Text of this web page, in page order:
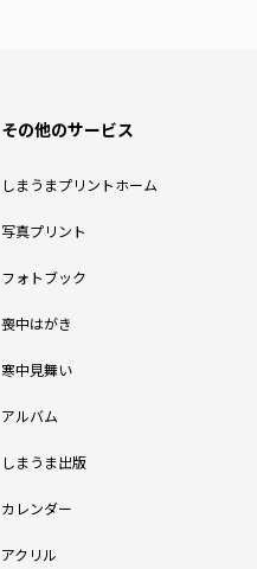
その他のサービス
しまうまプリントホーム
写真プリント
フォトブック
喪中はがき
寒中見舞い
アルバム
しまうま出版
カレンダー
アクリル